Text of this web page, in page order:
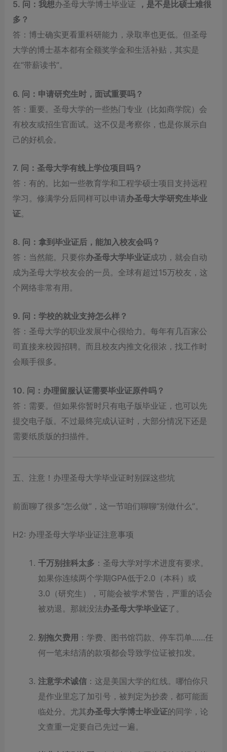
5. 问：我想办圣母大学博士毕业证
，是不是比硕士难很
多？
答：博士确实更看重科研能力，录取率也更低。但圣母
大学的博士基本都有全额奖学金和生活补贴，其实是
在“带薪读书”。
6. 问：申请研究生时，面试重要吗？
答：重要。圣母大学的一些热门专业（比如商学院）会
有校友或招生官面试。这不仅是考察你，也是你展示自
己的好机会。
7. 问：圣母大学有线上学位项目吗？
答：有的。比如一些教育学和工程学硕士项目支持远程
学习。修满学分后同样可以申请办圣母大学研究生毕业
证。
8. 问：拿到毕业证后，能加入校友会吗？
答：当然能。只要你办圣母大学毕业证成功，就会自动
成为圣母大学校友会的一员。全球有超过15万校友，这
个网络非常有用。
9. 问：学校的就业支持怎么样？
答：圣母大学的职业发展中心很给力。每年有几百家公
司直接来校园招聘。而且校友内推文化很浓，找工作时
会顺手很多。
10. 问：办理留服认证需要毕业证原件吗？
答：需要。但如果你暂时只有电子版毕业证，也可以先
提交电子版。不过最终完成认证时，大部分情况下还是
需要纸质版的扫描件。
五、注意！办理圣母大学毕业证时别踩这些坑
前面聊了很多“怎么做”，这一节咱们聊聊“别做什么”。
H2: 办理圣母大学毕业证注意事项
千万别挂科太多 ：圣母大学对学术进度有要求。
如果你连续两个学期GPA低于2.0（本科）或
3.0（研究生），可能会被学术警告，严重的话会
被劝退。那就没法办圣母大学毕业证了。
别拖欠费用 ：学费、图书馆罚款、停车罚单……任
何一笔未结清的款项都会导致学位证被扣发。
注意学术诚信：这是美国大学的红线。哪怕你只
是作业里忘了加引号，被判定为抄袭，都可能面
临处分。尤其办圣母大学博士毕业证的同学，论
文查重一定要自己先过一遍。